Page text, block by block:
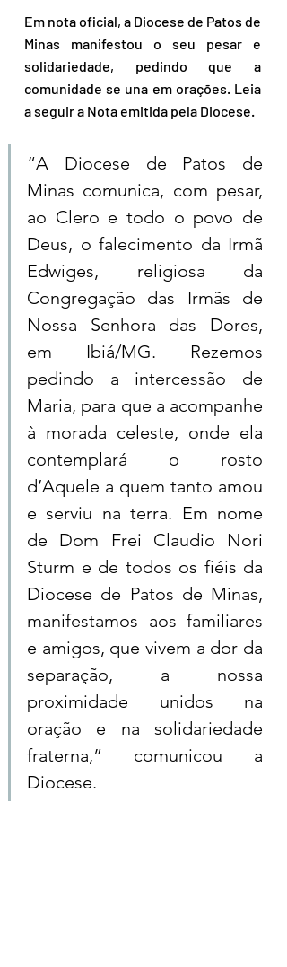
Em nota oficial, a Diocese de Patos de
Minas manifestou o seu pesar e
solidariedade, pedindo que a
comunidade se una em orações. Leia
a seguir a Nota emitida pela Diocese.
“A Diocese de Patos de
Minas comunica, com pesar,
ao Clero e todo o povo de
Deus, o falecimento da Irmã
Edwiges, religiosa da
Congregação das Irmãs de
Nossa Senhora das Dores,
em Ibiá/MG. Rezemos
pedindo a intercessão de
Maria, para que a acompanhe
à morada celeste, onde ela
contemplará o rosto
d’Aquele a quem tanto amou
e serviu na terra. Em nome
de Dom Frei Claudio Nori
Sturm e de todos os fiéis da
Diocese de Patos de Minas,
manifestamos aos familiares
e amigos, que vivem a dor da
separação, a nossa
proximidade unidos na
oração e na solidariedade
fraterna,” comunicou a
Diocese.